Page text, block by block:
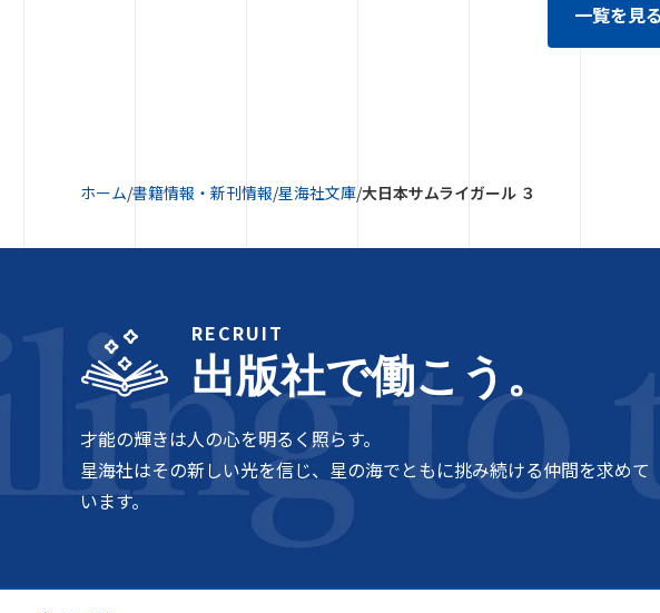
一覧を見る
ホーム/書籍情報・新刊情報/星海社文庫/大日本サムライガール ３
RECRUIT
出版社で働こう。
才能の輝きは人の心を明るく照らす。
星海社はその新しい光を信じ、星の海でともに挑み続ける仲間を求めて
います。